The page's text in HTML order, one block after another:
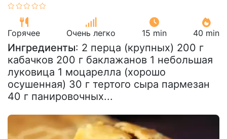
Горячее Очень легко 15 min 40 min
Ингредиенты: 2 перца (крупных) 200 г
кабачков 200 г баклажанов 1 небольшая
луковица 1 моцарелла (хорошо
осушенная) 30 г тертого сыра пармезан
40 г панировочных...